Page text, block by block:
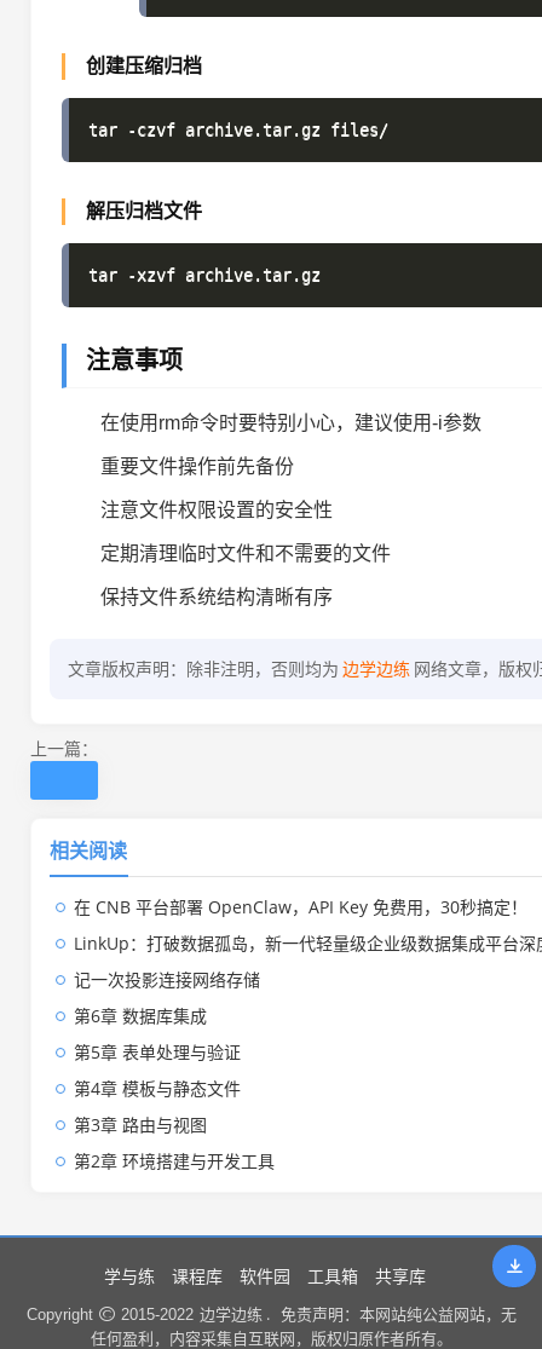
创建压缩归档
解压归档文件
注意事项
在使用rm命令时要特别小心，建议使用-i参数
重要文件操作前先备份
注意文件权限设置的安全性
定期清理临时文件和不需要的文件
保持文件系统结构清晰有序
文章版权声明：除非注明，否则均为 边学边练 网络文章，版权
上一篇：
相关阅读
在 CNB 平台部署 OpenClaw，API Key 免费用，30秒搞定！
LinkUp：打破数据孤岛，新一代轻量级企业级数据集成平台深
记一次投影连接网络存储
第6章 数据库集成
第5章 表单处理与验证
第4章 模板与静态文件
第3章 路由与视图
第2章 环境搭建与开发工具
学与练 课程库 软件园 工具箱 共享库
Copyright 2015-2022 边学边练 .
免责声明：本网站纯公益网站，无
任何盈利，内容采集自互联网，版权归原作者所有。